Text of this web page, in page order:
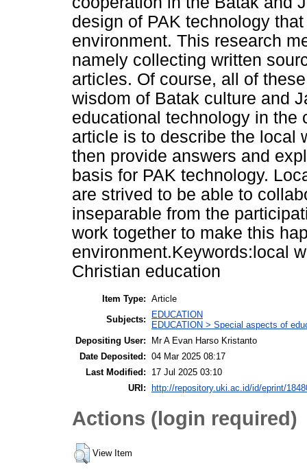
design of PAK technology
environment. This research
namely collecting written
articles. Of course, all of
wisdom of Batak culture and
educational technology in the
article is to describe the local
then provide answers and
basis for PAK technology.
are strived to be able to
inseparable from the
work together to make this
environment.Keywords:local
Christian education
Item Type: Article
Subjects:
EDUCATION
EDUCATION > Special aspects of
Depositing User:
Mr A Evan Harso Kristanto
Date Deposited: 04 Mar 2025 08:17
Last Modified:
17 Jul 2025 03:10
URI:
http://repository.uki.ac.id/id/eprint/
Actions (login required)
View Item